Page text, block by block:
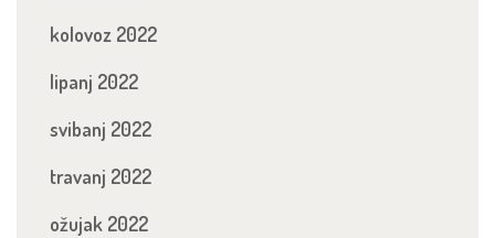
kolovoz 2022
lipanj 2022
svibanj 2022
travanj 2022
ožujak 2022